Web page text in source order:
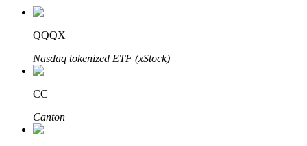
Investasi Otomatis
QQQX
Nasdaq tokenized ETF (xStock)
CC
Canton